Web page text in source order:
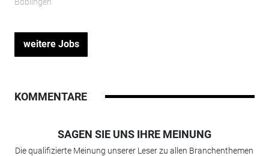
weitere Jobs
KOMMENTARE
SAGEN SIE UNS IHRE MEINUNG
Die qualifizierte Meinung unserer Leser zu allen Branchenthemen